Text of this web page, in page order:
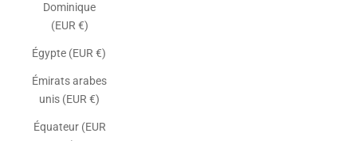
Dominique
(EUR €)
Égypte (EUR €)
Émirats arabes
unis (EUR €)
Équateur (EUR